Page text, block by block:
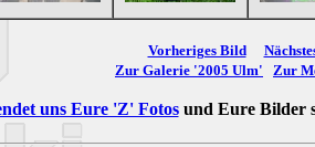
Vorheriges Bild
Zur Galerie '2005 Ulm'
Zur
uns Eure 'Z' Fotosund Eure Bilder